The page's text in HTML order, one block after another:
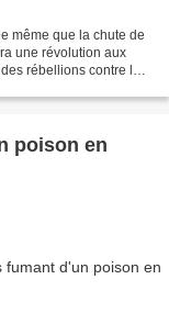
même que la chute de
une révolution aux
rébellions contre les
poison en